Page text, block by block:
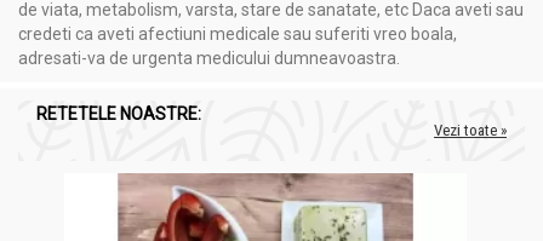
de viata, metabolism, varsta, stare de sanatate, etc Daca aveti sau
credeti ca aveti afectiuni medicale sau suferiti vreo boala,
adresati-va de urgenta medicului dumneavoastra.
RETETELE NOASTRE:
Vezi toate »